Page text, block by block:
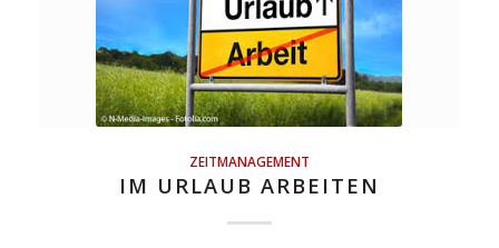
ZEITMANAGEMENT
IM URLAUB ARBEITEN